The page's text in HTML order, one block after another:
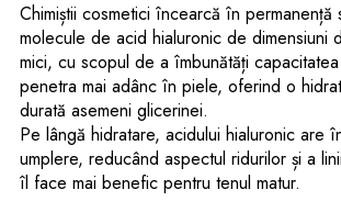
Chimiștii cosmetici încearcă în permanență
molecule de acid hialuronic de dimensiuni
mici, cu scopul de a îmbunătăți
penetra mai adânc în piele, oferind o
durată asemeni glicerinei.
Pe lângă hidratare, acidului hialuronic are
umplere, reducând aspectul ridurilor și a
îl face mai benefic pentru tenul matur.